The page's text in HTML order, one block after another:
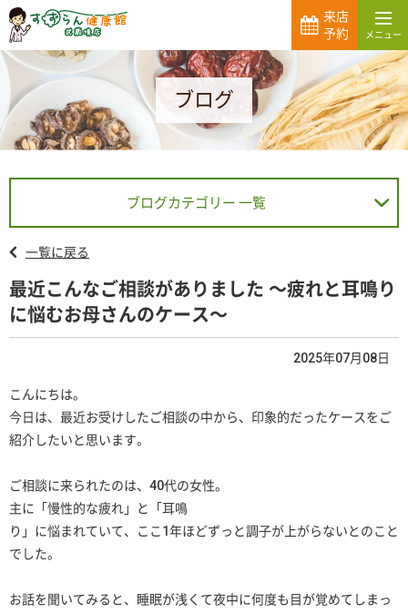
来店
予約
ブログ
ブログカテゴリー 一覧
一覧に戻る
最近こんなご相談がありました 〜疲れと耳鳴り
に悩むお母さんのケース〜
2025年07月08日
こんにちは。
今日は、最近お受けしたご相談の中から、印象的だったケースをご
紹介したいと思います。
ご相談に来られたのは、40代の女性。
主に「慢性的な疲れ」と「耳鳴
り」に悩まれていて、ここ1年ほどずっと調子が上がらないとのこと
でした。
お話を聞いてみると、睡眠が浅くて夜中に何度も目が覚めてしまっ